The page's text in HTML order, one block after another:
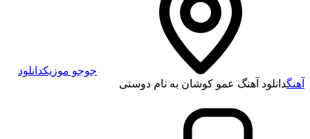
جوجو موزیکدانلود
آهنگدانلود آهنگ عمو کوشان به نام دوستی